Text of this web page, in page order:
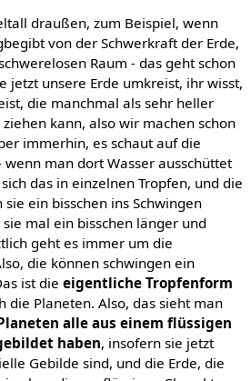
draußen, zum Beispiel, wenn
von der Schwerkraft der Erde,
Raum - das geht schon
jetzt unsere Erde umkreist, ihr wisst,
die manchmal als sehr heller
kann, also wir machen schon
immerhin, es schaut auf die
wenn man dort Wasser ausschüttet
das in einzelnen Tropfen, und die
ein bisschen ins Schwingen
mal ein bisschen länger und
geht es immer um die
die können schwingen ein
ist die eigentliche Tropfenform
die Planeten. Also, das sieht man
alle aus einem flüssigen
haben, insofern sie jetzt
Gebilde sind, und die Erde, die